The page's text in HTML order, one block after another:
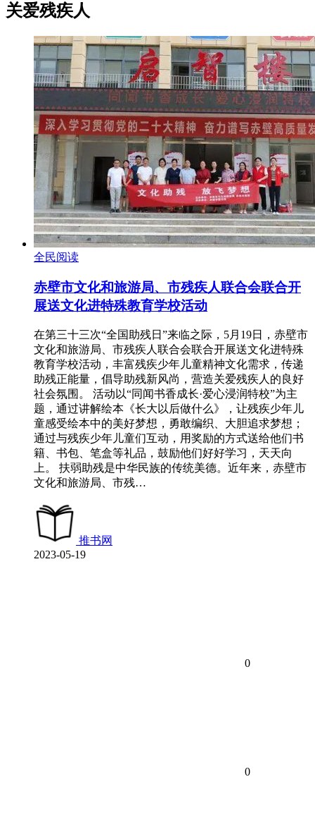
关爱残疾人
全民阅读
赤壁市文化和旅游局、市残疾人联合会联合开
展送文化进特殊教育学校活动
在第三十三次“全国助残日”来临之际，5月19日，赤壁市
文化和旅游局、市残疾人联合会联合开展送文化进特殊
教育学校活动，丰富残疾少年儿童精神文化需求，传递
助残正能量，倡导助残新风尚，营造关爱残疾人的良好
社会氛围。 活动以“同闻书香成长·爱心浸润特校”为主
题，通过讲解绘本《长大以后做什么》，让残疾少年儿
童感受绘本中的美好梦想，勇敢编织、大胆追求梦想；
通过与残疾少年儿童们互动，用奖励的方式送给他们书
籍、书包、笔盒等礼品，鼓励他们好好学习，天天向
上。 扶弱助残是中华民族的传统美德。近年来，赤壁市
文化和旅游局、市残…
推书网
2023-05-19
0
0